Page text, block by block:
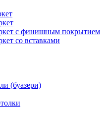
с финишным покрытием
со вставками
(буазери)